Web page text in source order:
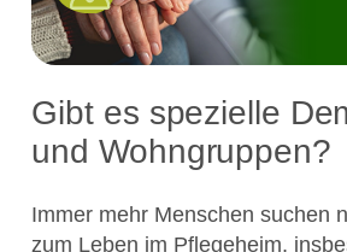
Gibt es spezielle
und Wohngruppen?
Immer mehr Menschen suchen
zum Leben im Pflegeheim,